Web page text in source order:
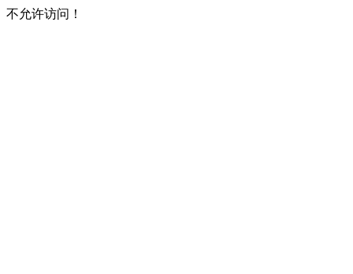
不允许访问！